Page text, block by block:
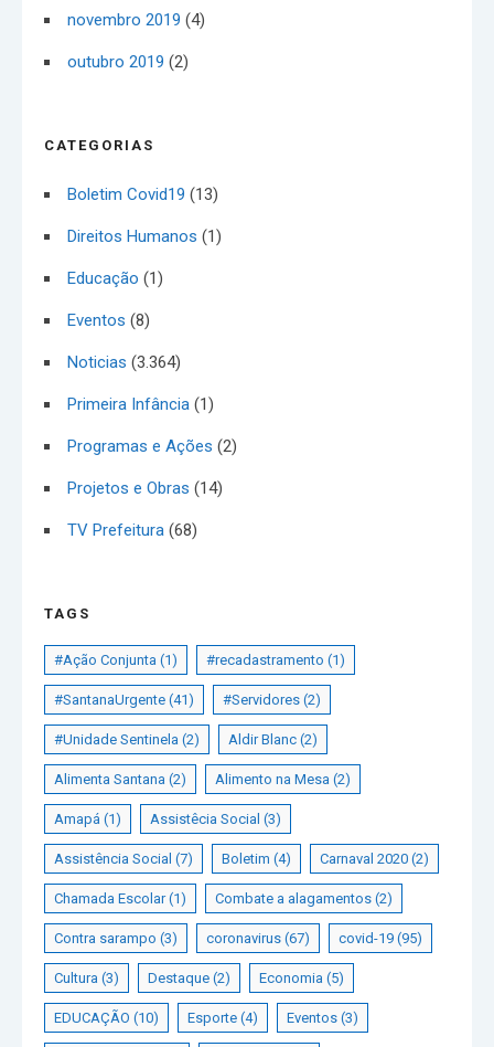
novembro 2019 (4)
outubro 2019 (2)
CATEGORIAS
Boletim Covid19 (13)
Direitos Humanos (1)
Educação (1)
Eventos (8)
Noticias (3.364)
Primeira Infância (1)
Programas e Ações (2)
Projetos e Obras (14)
TV Prefeitura (68)
TAGS
#Ação Conjunta (1) #recadastramento (1)
#SantanaUrgente (41) #Servidores (2)
#Unidade Sentinela (2) Aldir Blanc (2)
Alimenta Santana (2) Alimento na Mesa (2)
Amapá (1) Assistêcia Social (3)
Assistência Social (7) Boletim (4) Carnaval 2020 (2)
Chamada Escolar(1) Combate a alagamentos (2)
Contra sarampo (3) coronavirus (67) covid-19 (95)
Cultura (3) Destaque (2) Economia (5)
EDUCAÇÃO (10) Esporte (4) Eventos (3)